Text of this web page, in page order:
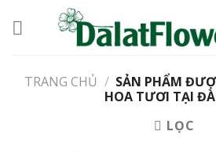
TRANG CHỦ / SẢN PHẨM
HOA TƯƠI TẠI
LỌC